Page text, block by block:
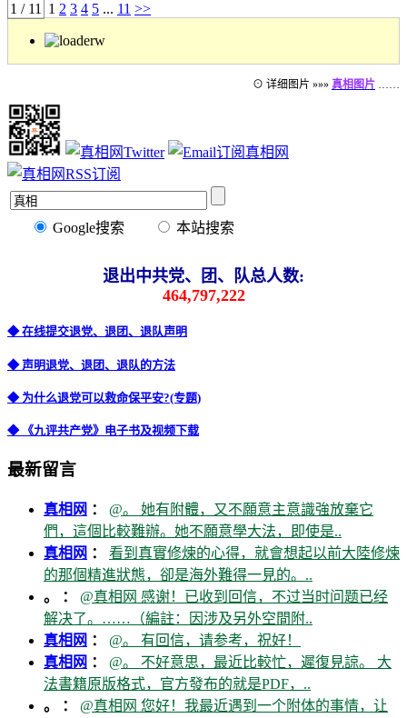
1 / 11 1 2 3 4 5 ... 11 >>
⊙ 详细图片 »»» 真相图片 ……
Google搜索 本站搜索
退出中共党、团、队总人数:
464,797,222
◆ 在线提交退党、退团、退队声明
◆ 声明退党、退团、退队的方法
◆ 为什么退党可以救命保平安?(专题)
◆ 《九评共产党》电子书及视频下载
最新留言
真相网 ： @。 她有附體，又不願意主意識強放棄它
們，這個比較難辦。她不願意學大法，即使是..
真相网 ： 看到真實修煉的心得，就會想起以前大陸修煉
的那個精進狀態，卻是海外難得一見的。..
。 ： @真相网 感谢！已收到回信，不过当时问题已经
解决了。……（編註：因涉及另外空間附..
真相网 ： @。 有回信，请参考，祝好！
真相网 ： @。 不好意思，最近比較忙，遲復見諒。 大
法書籍原版格式，官方發布的就是PDF，..
。 ： @真相网 您好！我最近遇到一个附体的事情，让